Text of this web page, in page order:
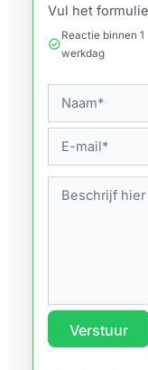
Vul het
check_circle
Reactie binnen 1
werkdag
Verstuur